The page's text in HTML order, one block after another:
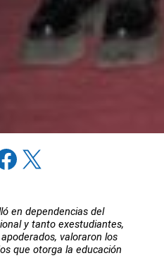
X
en dependencias del
y tanto exestudiantes,
valoraron los
que otorga la educación